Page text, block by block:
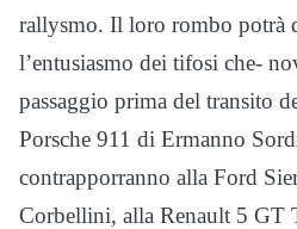
rallysmo. Il loro rombo potrà
l’entusiasmo dei tifosi che-
passaggio prima del transito
Porsche 911 di Ermanno
contrapporranno alla Ford
Corbellini, alla Renault 5 GT